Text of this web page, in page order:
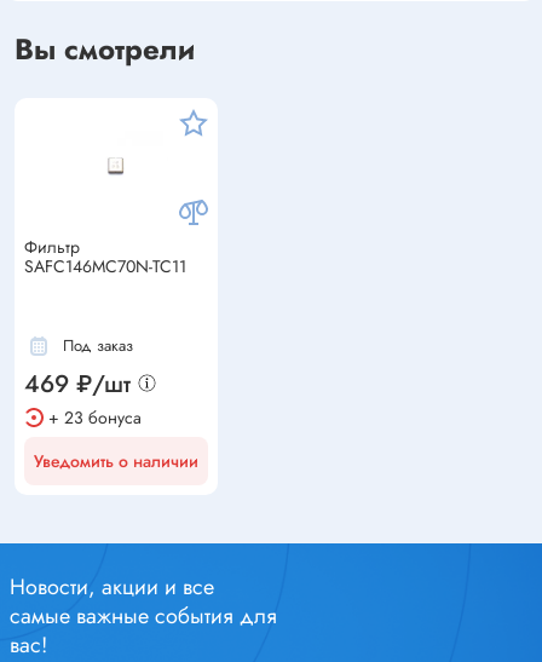
Вы смотрели
Фильтр
SAFC146MC70N-TC11
Под заказ
469 ₽/шт
+ 23 бонуса
Уведомить о наличии
Новости, акции и все
самые важные события для
вас!